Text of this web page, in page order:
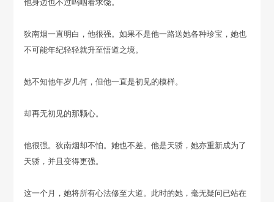
狄南烟一直明白，他很强。如果不是他一路送她各种珍宝，她也
不可能年纪轻轻就升至悟道之境。
她不知他年岁几何，但他一直是初见的模样。
却再无初见的那颗心。
他很强。狄南烟却不怕。她也不差。他是天骄，她亦重新成为了
天骄，并且变得更强。
这一个月，她将所有心法修至大道。此时的她，毫无疑问已站在